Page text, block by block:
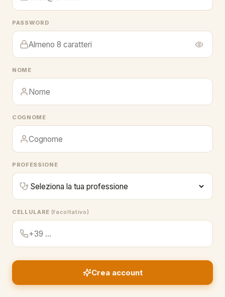
PASSWORD
NOME
COGNOME
PROFESSIONE
CELLULARE (facoltativo)
Crea account